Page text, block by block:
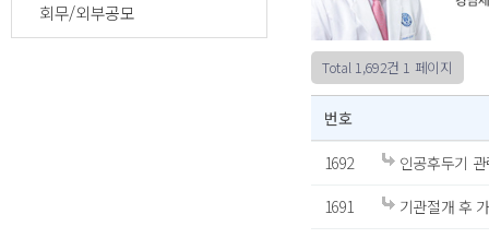
회무/외부공모
Total 1,692건 1 페이지
번호
1692
인공후두기
1691
기관절개 후